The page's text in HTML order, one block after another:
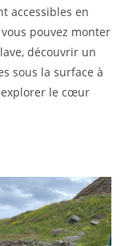
accessibles en
pouvez monter
découvrir un
sous la surface à
le cœur